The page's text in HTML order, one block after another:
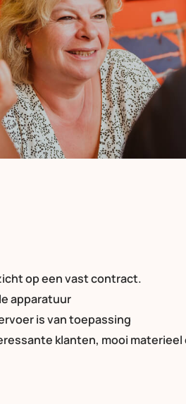
op een vast contract.
apparatuur
is van toepassing
klanten, mooi materieel